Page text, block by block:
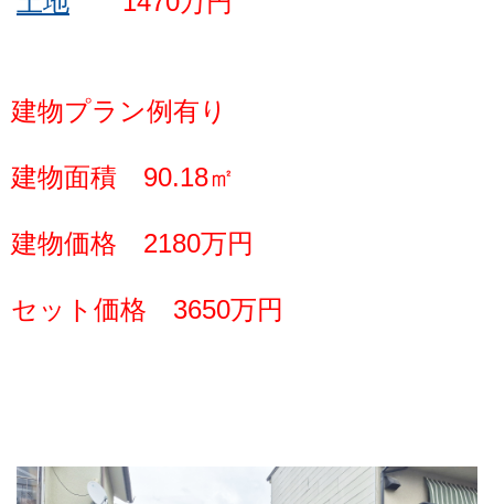
建物プラン例有り
建物面積 90.18㎡
建物価格 2180万円
セット価格 3650万円